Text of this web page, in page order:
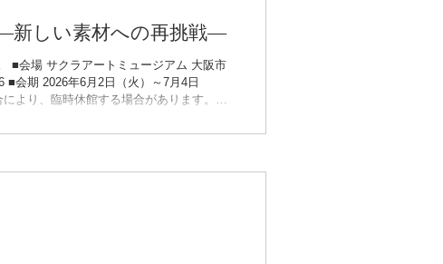
新しい素材への再挑戦―
■会場 サクラアートミュージアム 大阪市
■会期 2026年6月2日（火）～7月4日
より、臨時休館する場合があります。開
ジが記憶に刻まれていることでしょう。
の表現に結びついた優れた作品が生み出